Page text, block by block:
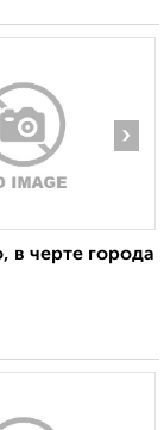
›
в черте города